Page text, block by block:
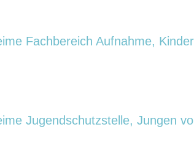
Fachbereich Aufnahme,
Jugendschutzstelle, Jungen